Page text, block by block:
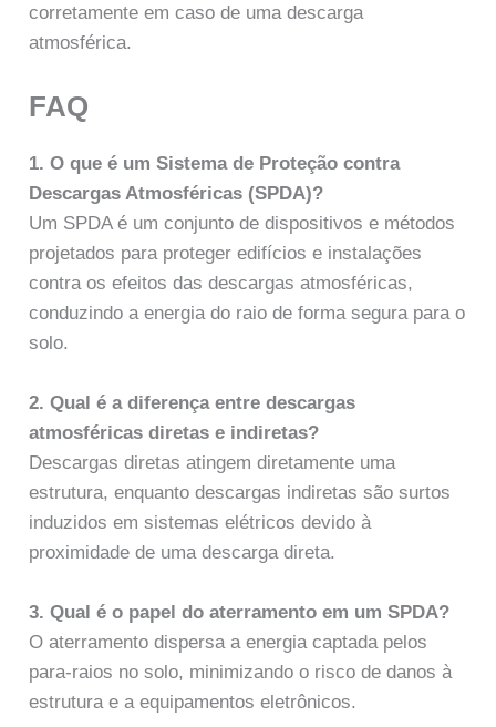
corretamente em caso de uma descarga
atmosférica.
FAQ
1. O que é um Sistema de Proteção contra
Descargas Atmosféricas (SPDA)?
Um SPDA é um conjunto de dispositivos e métodos
projetados para proteger edifícios e instalações
contra os efeitos das descargas atmosféricas,
conduzindo a energia do raio de forma segura para o
solo.
2. Qual é a diferença entre descargas
atmosféricas diretas e indiretas?
Descargas diretas atingem diretamente uma
estrutura, enquanto descargas indiretas são surtos
induzidos em sistemas elétricos devido à
proximidade de uma descarga direta.
3. Qual é o papel do aterramento em um SPDA?
O aterramento dispersa a energia captada pelos
para-raios no solo, minimizando o risco de danos à
estrutura e a equipamentos eletrônicos.